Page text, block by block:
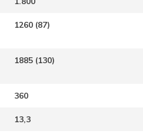
1260 (87)
1885 (130)
360
13,3